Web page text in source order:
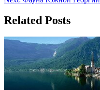
по
записям
Related Posts